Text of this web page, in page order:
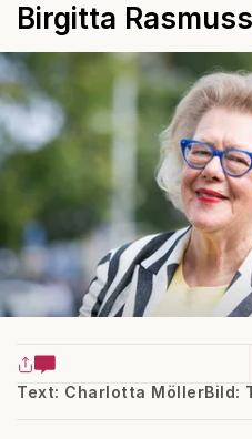
Birgitta
Text: Charlotta MöllerBild: